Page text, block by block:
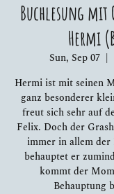
Buchlesung mit
Hermi
Sun, Sep 07
  |
Hermi ist mit seinen
ganz besonderer
freut sich sehr auf
Felix. Doch der
immer in allem der
behauptet er
kommt der
Behauptung